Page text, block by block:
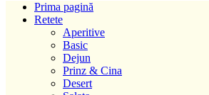
Prima pagină
Retete
Aperitive
Basic
Dejun
Prinz & Cina
Desert